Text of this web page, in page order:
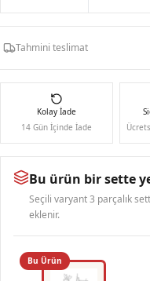
Tahmini teslimat
Kolay İade
14 Gün İçinde İade
Bu ürün bir sette
Seçili varyant 3 parçalık
eklenir.
Bu Ürün